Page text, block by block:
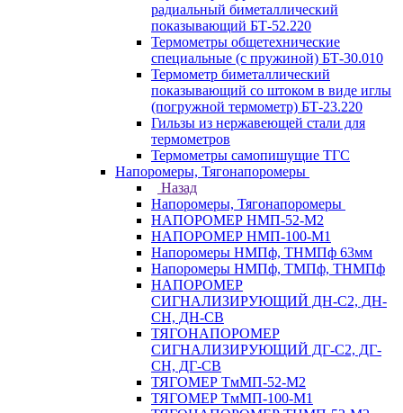
радиальный биметаллический
показывающий БТ-52.220
Термометры общетехнические
специальные (с пружиной) БТ-30.010
Термометр биметаллический
показывающий со штоком в виде иглы
(погружной термометр) БТ-23.220
Гильзы из нержавеющей стали для
термометров
Термометры самопишущие ТГС
Напоромеры, Тягонапоромеры
Назад
Напоромеры, Тягонапоромеры
НАПОРОМЕР НМП-52-М2
НАПОРОМЕР НМП-100-М1
Напоромеры НМПф, ТНМПф 63мм
Напоромеры НМПф, ТМПф, ТНМПф
НАПОРОМЕР
СИГНАЛИЗИРУЮЩИЙ ДН-С2, ДН-
СН, ДН-СВ
ТЯГОНАПОРОМЕР
СИГНАЛИЗИРУЮЩИЙ ДГ-С2, ДГ-
СН, ДГ-СВ
ТЯГОМЕР ТмМП-52-М2
ТЯГОМЕР ТмМП-100-М1